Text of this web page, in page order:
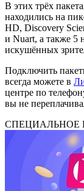
В этих трёх
находились на
HD, Discovery
и Nuart, а также 5
искушённых
Подключить
всегда можете в
центре по
вы не
СПЕЦИАЛЬНОЕ